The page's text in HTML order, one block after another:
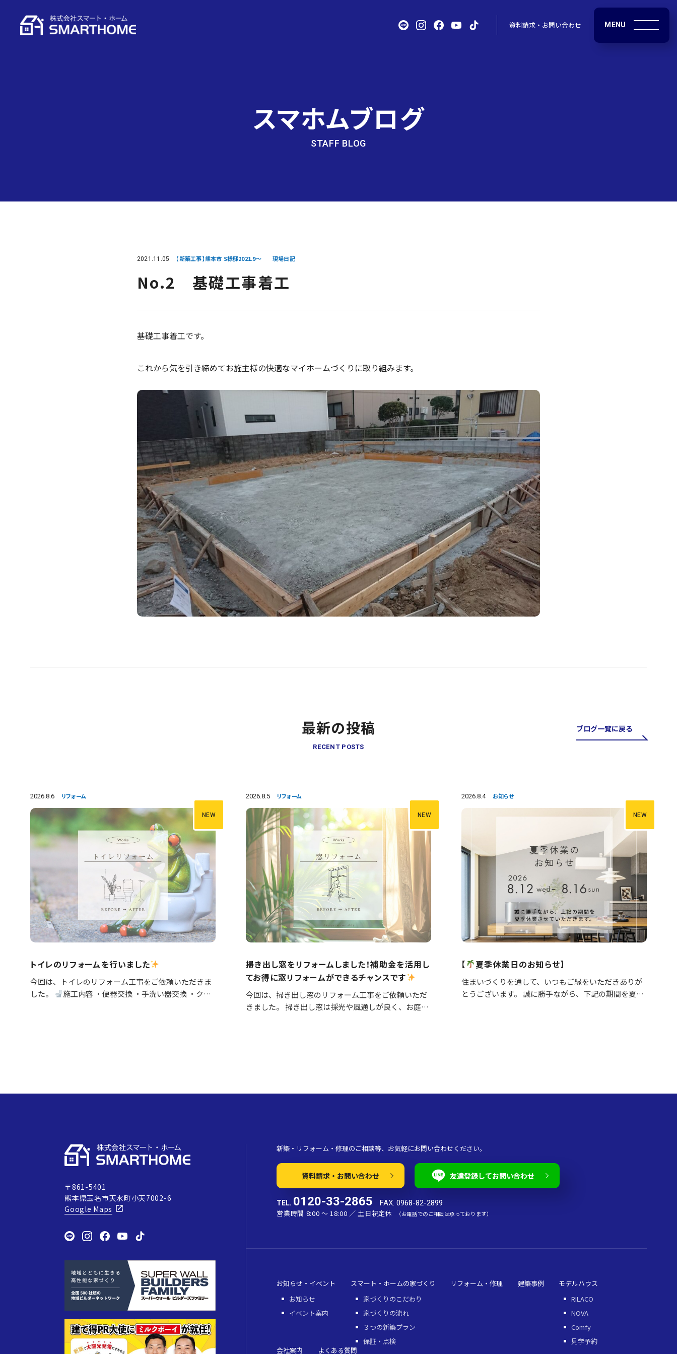
資料請求・お問い合わせ MENU
スマホムブログ
STAFF BLOG
2021.11.05 【新築工事】熊本市 S様邸2021.9～ 現場日記
No.2 基礎工事着工
基礎工事着工です。
これから気を引き締めてお施主様の快適なマイホームづくりに取り組みます。
最新の投稿
RECENT POSTS
2026.8.6 リフォーム
NEW
トイレのリフォームを行いました
今回は、トイレのリフォーム工事をご依頼いただきま
した。
施工内容 ・便器交換 ・手洗い器交換 ・クロ
2026.8.5 リフォーム
NEW
掃き出し窓をリフォームしました！補助金を活用し
てお得に窓リフォームができるチャンスです
今回は、掃き出し窓のリフォーム工事をご依頼いただ
きました。 掃き出し窓は採光や風通しが良く、お庭や
2026.8.4 お知らせ
NEW
【 夏季休業日のお知らせ】
住まいづくりを通して、いつもご縁をいただきありが
とうございます。 誠に勝手ながら、下記の期間を夏季
ブログ一覧に戻る
〒861-5401
熊本県玉名市天水町小天7002-6
Google Maps
新築・リフォーム・修理のご相談等、お気軽にお問い合わせください。
資料請求・お問い合わせ 友達登録してお問い合わせ
TEL. 0120-33-2865 FAX. 0968-82-2899
営業時間 8:00 〜 18:00 ／ 土日祝定休 （お電話でのご相談は承っております）
お知らせ・イベント
お知らせ
イベント案内
スマート・ホームの家づくり
家づくりのこだわり
家づくりの流れ
３つの新築プラン
保証・点検
リフォーム・修理 建築事例
モデルハウス
RILACO
NOVA
Comfy
見学予約
会社案内
よくある質問